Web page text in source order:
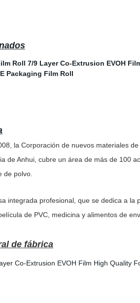
la Corporación de nuevos materiales
de Anhui, cubre un área de más de 100
de polvo.
integrada profesional, que se dedica a
de PVC, medicina y alimentos de
de fábrica